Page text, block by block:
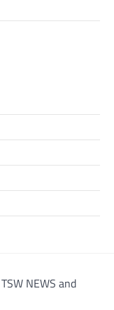
NEWS and